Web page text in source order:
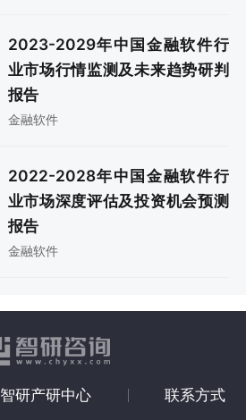
2023-2029年中国金融软件行
业市场行情监测及未来趋势研判
报告
金融软件
2022-2028年中国金融软件行
业市场深度评估及投资机会预测
报告
金融软件
智研产研中心 联系方式